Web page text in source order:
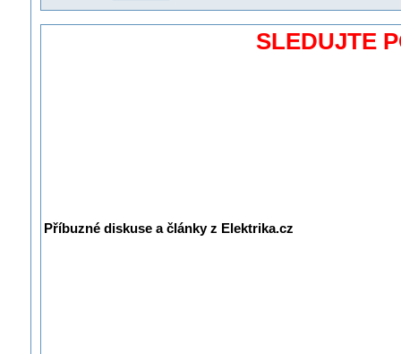
SLEDUJTE
Příbuzné diskuse a články z Elektrika.cz